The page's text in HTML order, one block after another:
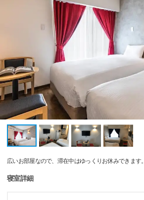
広いお部屋なので、滞在中はゆっくりお休みできます。
寝室詳細